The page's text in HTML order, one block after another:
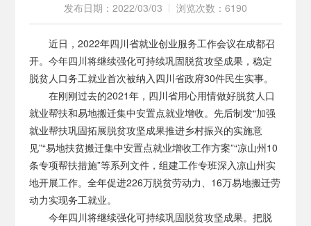
发布日期：2022/03/03 浏览次数：6190
近日，2022年四川省就业创业服务工作会议在成都召
开。今年四川将继续强化可持续巩固脱贫攻坚成果，稳定
脱贫人口务工就业首次被纳入四川省政府30件民生实事。
在刚刚过去的2021年，四川省用心用情做好脱贫人口
就业帮扶和易地搬迁集中安置点就业增收。先后制发“加强
就业帮扶巩固拓展脱贫攻坚成果推进乡村振兴的实施意
见”“易地扶贫搬迁集中安置点就业增收工作方案”“凉山州10
条专项帮扶措施”等系列文件，组建工作专班深入凉山州实
地开展工作。全年促进226万脱贫劳动力、16万易地搬迁劳
动力实现务工就业。
今年四川将继续强化可持续巩固脱贫攻坚成果。把脱